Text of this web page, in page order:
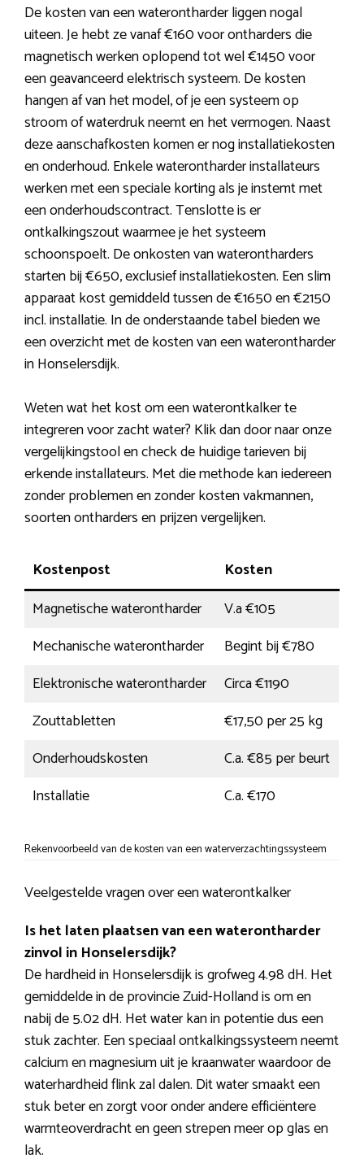
De kosten van een waterontharder liggen nogal
uiteen. Je hebt ze vanaf €160 voor ontharders die
magnetisch werken oplopend tot wel €1450 voor
een geavanceerd elektrisch systeem. De kosten
hangen af van het model, of je een systeem op
stroom of waterdruk neemt en het vermogen. Naast
deze aanschafkosten komen er nog installatiekosten
en onderhoud. Enkele waterontharder installateurs
werken met een speciale korting als je instemt met
een onderhoudscontract. Tenslotte is er
ontkalkingszout waarmee je het systeem
schoonspoelt. De onkosten van waterontharders
starten bij €650, exclusief installatiekosten. Een slim
apparaat kost gemiddeld tussen de €1650 en €2150
incl. installatie. In de onderstaande tabel bieden we
een overzicht met de kosten van een waterontharder
in Honselersdijk.
Weten wat het kost om een waterontkalker te
integreren voor zacht water? Klik dan door naar onze
vergelijkingstool en check de huidige tarieven bij
erkende installateurs. Met die methode kan iedereen
zonder problemen en zonder kosten vakmannen,
soorten ontharders en prijzen vergelijken.
Kostenpost
Kosten
Magnetische waterontharder
V.a €105
Mechanische waterontharder
Begint bij €780
Elektronische waterontharder
Circa €1190
Zouttabletten
€17,50 per 25 kg
Onderhoudskosten
C.a. €85 per beurt
Installatie
C.a. €170
Rekenvoorbeeld van de kosten van een waterverzachtingssysteem
Veelgestelde vragen over een waterontkalker
Is het laten plaatsen van een waterontharder
zinvol in Honselersdijk?
De hardheid in Honselersdijk is grofweg 4.98 dH. Het
gemiddelde in de provincie Zuid-Holland is om en
nabij de 5.02 dH. Het water kan in potentie dus een
stuk zachter. Een speciaal ontkalkingssysteem neemt
calcium en magnesium uit je kraanwater waardoor de
waterhardheid flink zal dalen. Dit water smaakt een
stuk beter en zorgt voor onder andere efficiëntere
warmteoverdracht en geen strepen meer op glas en
lak.